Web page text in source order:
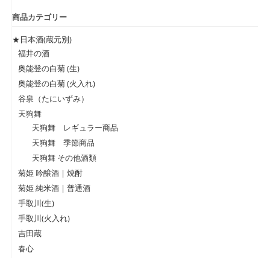
商品カテゴリー
★日本酒(蔵元別)
福井の酒
奥能登の白菊 (生)
奥能登の白菊 (火入れ)
谷泉（たにいずみ）
天狗舞
天狗舞 レギュラー商品
天狗舞 季節商品
天狗舞 その他酒類
菊姫 吟醸酒 | 焼酎
菊姫 純米酒 | 普通酒
手取川(生)
手取川(火入れ)
吉田蔵
春心